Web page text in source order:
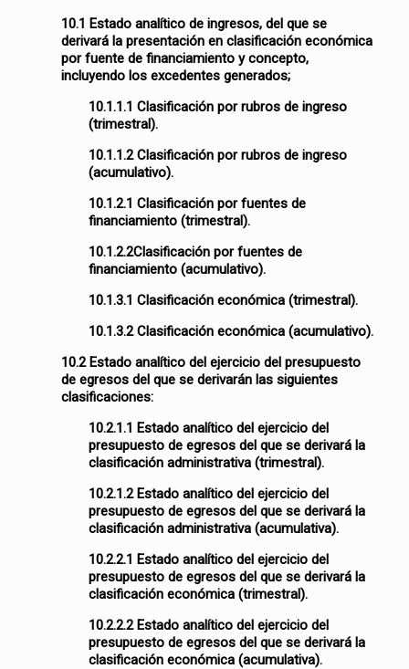
10.1 Estado analítico de ingresos, del que se
derivará la presentación en clasificación económica
por fuente de financiamiento y concepto,
incluyendo los excedentes generados;
10.1.1.1 Clasificación por rubros de ingreso
(trimestral).
10.1.1.2 Clasificación por rubros de ingreso
(acumulativo).
10.1.2.1 Clasificación por fuentes de
financiamiento (trimestral).
10.1.2.2Clasificación por fuentes de
financiamiento (acumulativo).
10.1.3.1 Clasificación económica (trimestral).
10.1.3.2 Clasificación económica (acumulativo).
10.2 Estado analítico del ejercicio del presupuesto
de egresos del que se derivarán las siguientes
clasificaciones:
10.2.1.1 Estado analítico del ejercicio del
presupuesto de egresos del que se derivará la
clasificación administrativa (trimestral).
10.2.1.2 Estado analítico del ejercicio del
presupuesto de egresos del que se derivará la
clasificación administrativa (acumulativa).
10.2.2.1 Estado analítico del ejercicio del
presupuesto de egresos del que se derivará la
clasificación económica (trimestral).
10.2.2.2 Estado analítico del ejercicio del
presupuesto de egresos del que se derivará la
clasificación económica (acumulativa).